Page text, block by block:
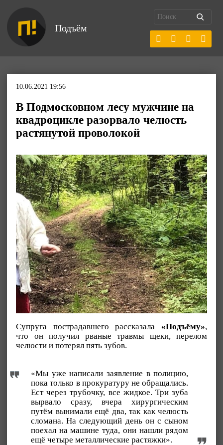
Подъём
10.06.2021 19:56
В Подмосковном лесу мужчине на
квадроцикле разорвало челюсть
растянутой проволокой
Супруга пострадавшего рассказала «Подъёму»,
что он получил рваные травмы щеки, перелом
челюсти и потерял пять зубов.
«Мы уже написали заявление в полицию,
пока только в прокуратуру не обращались.
Ест через трубочку, все жидкое. Три зуба
вырвало сразу, вчера хирургическим
путём вынимали ещё два, так как челюсть
сломана. На следующий день он с сыном
поехал на машине туда, они нашли рядом
ещё четыре металлические растяжки».